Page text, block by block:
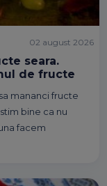
seara.
de fructe
mananci fructe
bine ca nu
facem
02 august 2026